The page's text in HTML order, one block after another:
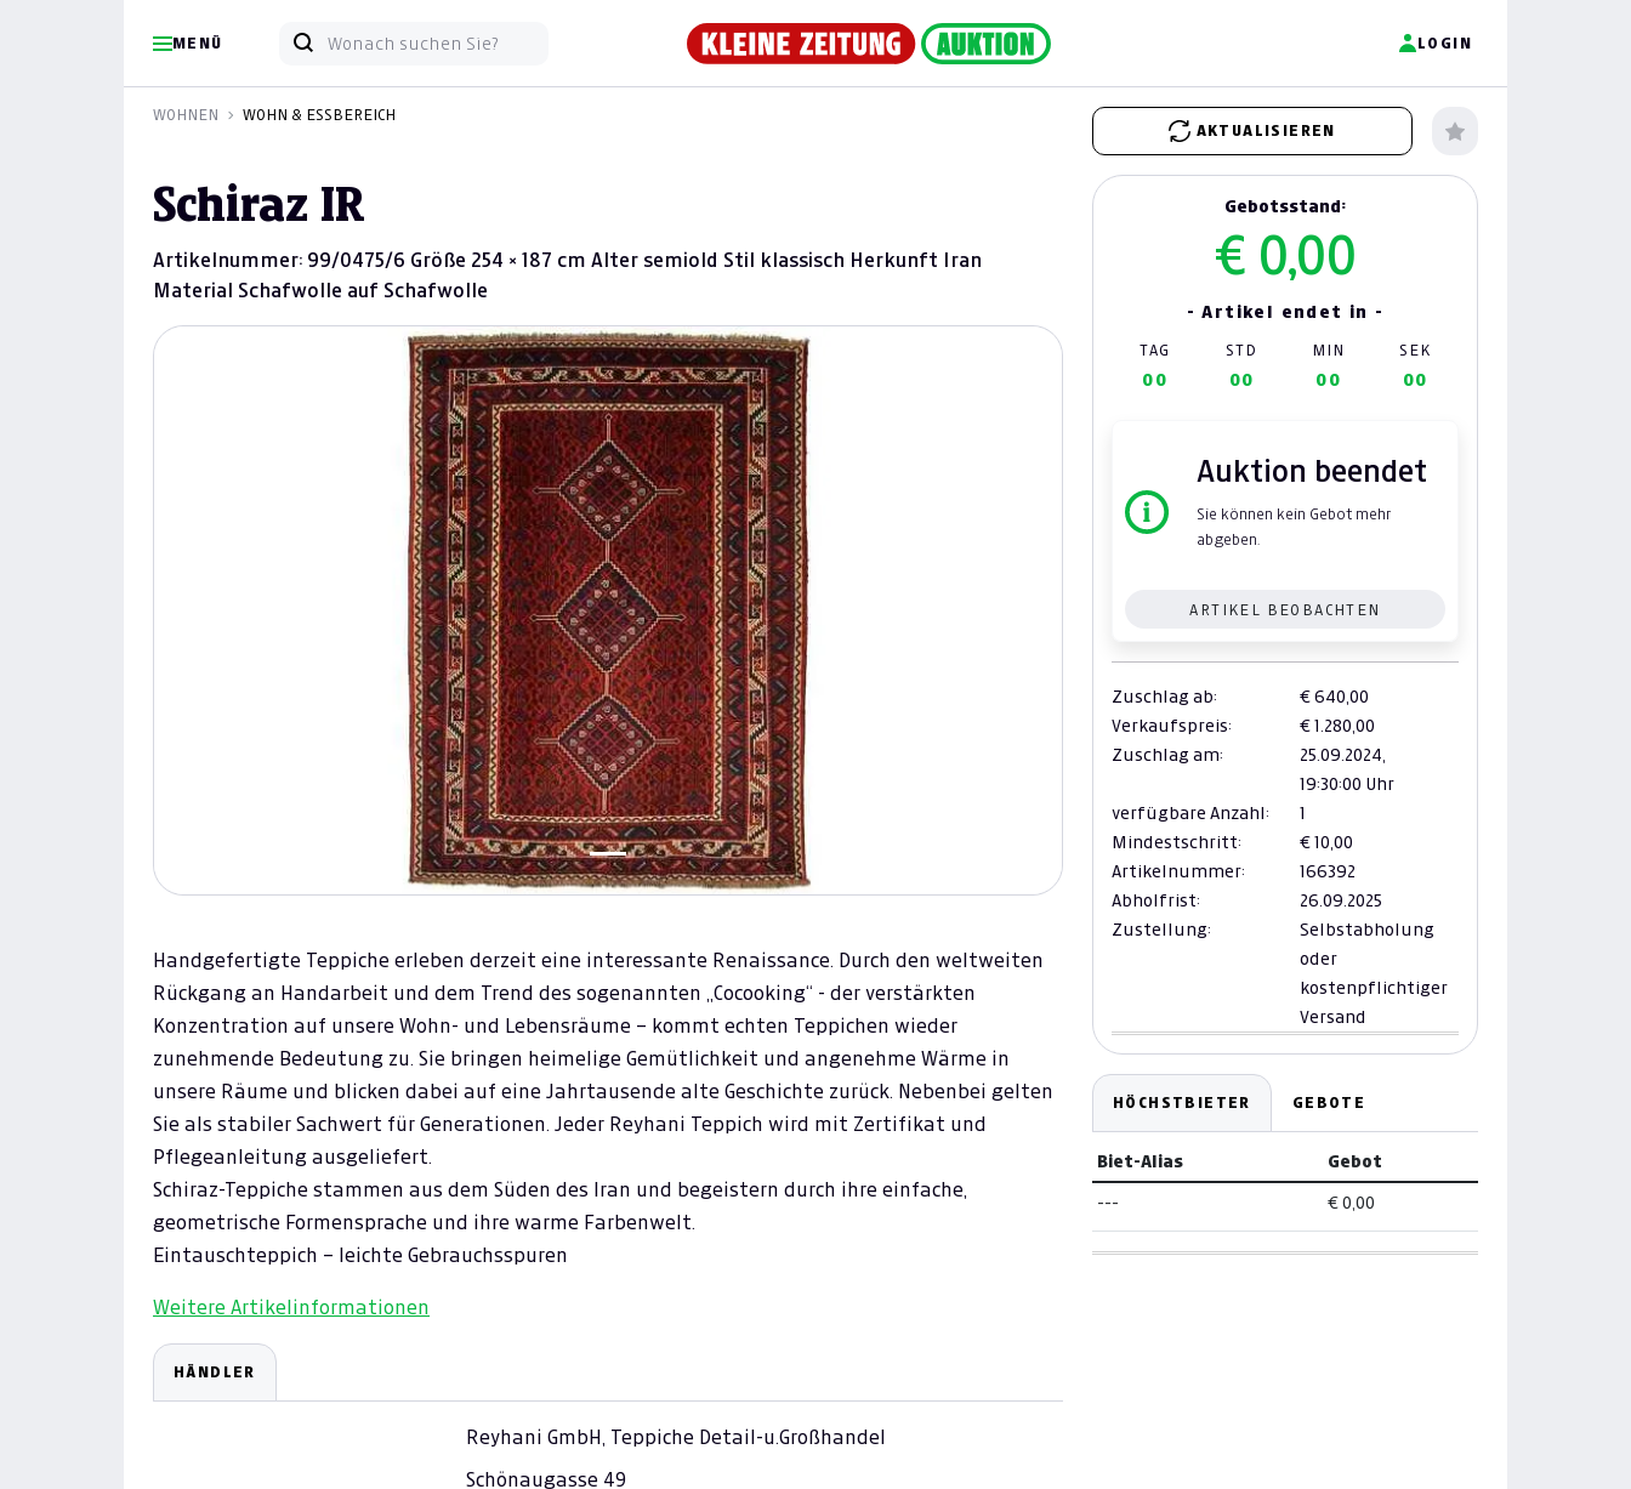
MENÜ LOGIN
WOHNEN
WOHN & ESSBEREICH
AKTUALISIEREN
Schiraz IR
Artikelnummer: 99/0475/6 Größe 254 × 187 cm Alter semiold Stil klassisch Herkunft Iran
Material Schafwolle auf Schafwolle
Handgefertigte Teppiche erleben derzeit eine interessante Renaissance. Durch den weltweiten
Rückgang an Handarbeit und dem Trend des sogenannten „Cocooking“ - der verstärkten
Konzentration auf unsere Wohn- und Lebensräume – kommt echten Teppichen wieder
zunehmende Bedeutung zu. Sie bringen heimelige Gemütlichkeit und angenehme Wärme in
unsere Räume und blicken dabei auf eine Jahrtausende alte Geschichte zurück. Nebenbei gelten
Sie als stabiler Sachwert für Generationen. Jeder Reyhani Teppich wird mit Zertifikat und
Pflegeanleitung ausgeliefert.
Schiraz-Teppiche stammen aus dem Süden des Iran und begeistern durch ihre einfache,
geometrische Formensprache und ihre warme Farbenwelt.
Eintauschteppich – leichte Gebrauchsspuren
Weitere Artikelinformationen
HÄNDLER
Reyhani GmbH, Teppiche Detail-u.Großhandel
Schönaugasse 49
Gebotsstand:
€ 0,00
- Artikel endet in -
TAG STD MIN SEK
00 00 00 00
Auktion beendet
Sie können kein Gebot mehr
abgeben.
ARTIKEL BEOBACHTEN
Zuschlag ab:
€ 640,00
Verkaufspreis:
€ 1.280,00
Zuschlag am:
25.09.2024,
19:30:00 Uhr
verfügbare Anzahl:
1
Mindestschritt:
€ 10,00
Artikelnummer:
166392
Abholfrist:
26.09.2025
Zustellung:
Selbstabholung
oder
kostenpflichtiger
Versand
HÖCHSTBIETER GEBOTE
Biet-Alias Gebot
--- € 0,00